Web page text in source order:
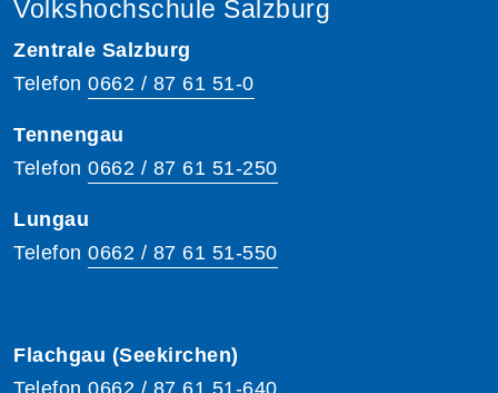
Volkshochschule Salzburg
Zentrale Salzburg
Telefon 0662 / 87 61 51-0
Tennengau
Telefon 0662 / 87 61 51-250
Lungau
Telefon 0662 / 87 61 51-550
Flachgau (Seekirchen)
Telefon 0662 / 87 61 51-640